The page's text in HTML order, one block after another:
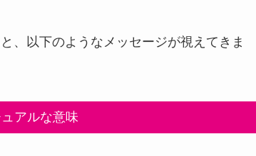
、以下のようなメッセージが視えてきま
アルな意味